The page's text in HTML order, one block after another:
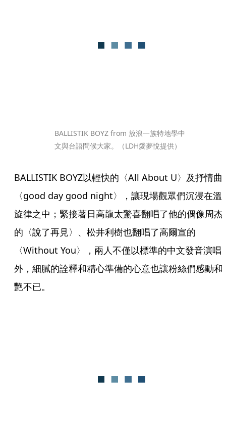
BALLISTIK BOYZ from 放浪一族特地學中
文與台語問候大家。（LDH愛夢悅提供）
BALLISTIK BOYZ以輕快的〈All About U〉及抒情曲
〈good day good night〉，讓現場觀眾們沉浸在溫
旋律之中；緊接著日高龍太驚喜翻唱了他的偶像周杰
的〈說了再見〉、松井利樹也翻唱了高爾宣的
〈Without You〉，兩人不僅以標準的中文發音演唱
外，細膩的詮釋和精心準備的心意也讓粉絲們感動和
艷不已。